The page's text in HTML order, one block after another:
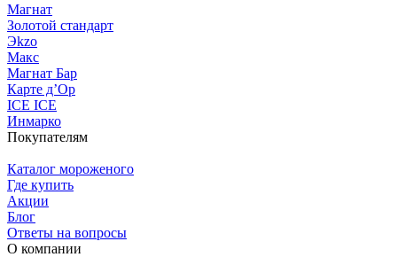
Магнат
Золотой стандарт
Эkzо
Макс
Магнат Бар
Карте д’Ор
ICE ICE
Инмарко
Покупателям
Каталог мороженого
Где купить
Акции
Блог
Ответы на вопросы
О компании